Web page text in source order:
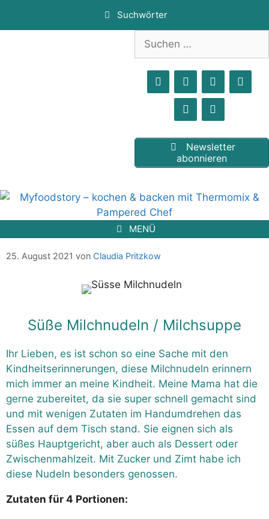
Suchwörter
Suchen
nach:
Newsletter
abonnieren
MENÜ
Süße Milchnudeln / Milchsuppe
25. August 2021 von Claudia Pritzkow
Süße Milchnudeln / Milchsuppe
Ihr Lieben, es ist schon so eine Sache mit den
Kindheitserinnerungen, diese Milchnudeln erinnern
mich immer an meine Kindheit. Meine Mama hat die
gerne zubereitet, da sie super schnell gemacht sind
und mit wenigen Zutaten im Handumdrehen das
Essen auf dem Tisch stand. Sie eignen sich als
süßes Hauptgericht, aber auch als Dessert oder
Zwischenmahlzeit. Mit Zucker und Zimt habe ich
diese Nudeln besonders genossen.
Zutaten für 4 Portionen: